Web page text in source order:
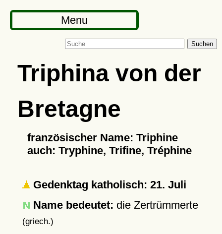
Menu
Suchen
Triphina von der
Bretagne
französischer Name: Triphine
auch: Tryphine, Trifine, Tréphine
Gedenktag katholisch: 21. Juli
Name bedeutet: die Zertrümmerte
(griech.)